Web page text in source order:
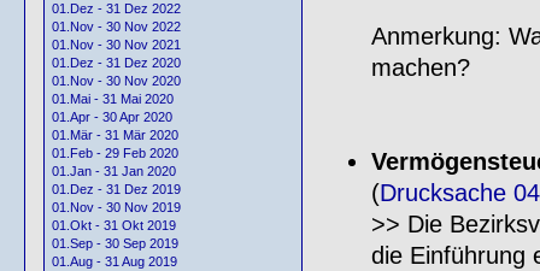
01.Dez - 31 Dez 2022
01.Nov - 30 Nov 2022
01.Nov - 30 Nov 2021
01.Dez - 31 Dez 2020
01.Nov - 30 Nov 2020
01.Mai - 31 Mai 2020
01.Apr - 30 Apr 2020
01.Mär - 31 Mär 2020
01.Feb - 29 Feb 2020
01.Jan - 31 Jan 2020
01.Dez - 31 Dez 2019
01.Nov - 30 Nov 2019
01.Okt - 31 Okt 2019
01.Sep - 30 Sep 2019
01.Aug - 31 Aug 2019
Anmerkung:
machen?
(Drucksache
>> Die
die Einführung